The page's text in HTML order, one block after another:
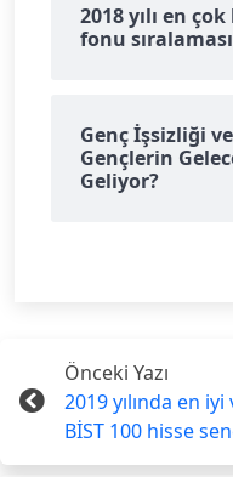
2018 yılı en
fonu
Genç İşsizliği
Gençlerin
Geliyor?
Önceki Yazı
2019 yılında en
BİST 100 hisse